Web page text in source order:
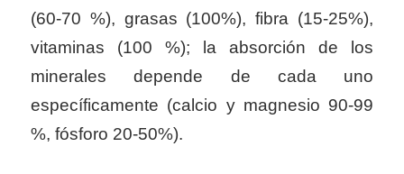
(60-70 %), grasas (100%), fibra (15-25%),
vitaminas (100 %); la absorción de los
minerales depende de cada uno
específicamente (calcio y magnesio 90-99
%, fósforo 20-50%).